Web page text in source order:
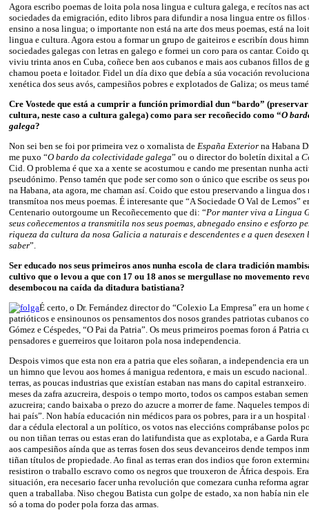
Agora escribo poemas de loita pola nosa lingua e cultura galega, e recítos nas
sociedades da emigración, edito libros para difundir a nosa lingua entre os fillos
ensino a nosa lingua; o importante non está na arte dos meus poemas, está na
lingua e cultura. Agora estou a formar un grupo de gaiteiros e escribín dous
sociedades galegas con letras en galego e formei un coro para os cantar. Coido
viviu trinta anos en Cuba, coñece ben aos cubanos e mais aos cubanos fillos de
chamou poeta e loitador. Fidel un día dixo que debía a súa vocación
xenética dos seus avós, campesiños pobres e explotados de Galiza; os meus
Cre Vostede que está a cumprir a función primordial dun “bardo”
cultura, neste caso a cultura galega) como para ser recoñecido como “O
galega?
Non sei ben se foi por primeira vez o xornalista de España Exterior na Habana
me puxo “O bardo da colectividade galega” ou o director do boletín dixital a
Cid. O problema é que xa a xente se acostumou e cando me presentan nunha
pseudónimo. Penso tamén que pode ser como son o único que escribe os seus
na Habana, ata agora, me chaman así. Coido que estou preservando a lingua dos
transmítoa nos meus poemas. É interesante que “A Sociedade O Val de Lemos”
Centenario outorgoume un Recoñecemento que di: “Por manter viva a Lingua
seus coñecementos a transmitila nos seus poemas, abnegado ensino e esforzo
riqueza da cultura da nosa Galicia a naturais e descendentes e a quen desexen
saber”.
Ser educado nos seus primeiros anos nunha escola de clara tradición
cultivo que o levou a que con 17 ou 18 anos se mergullase no movemento
desembocou na caída da ditadura batistiana?
É certo, o Dr. Fernández director do “Colexio La Empresa” era un
patrióticos e ensinounos os pensamentos dos nosos grandes patriotas cubanos
Gómez e Céspedes, “O Pai da Patria”. Os meus primeiros poemas foron á Patria
pensadores e guerreiros que loitaron pola nosa independencia.
Despois vimos que esta non era a patria que eles soñaran, a independencia era
un himno que levou aos homes á manigua redentora, e mais un escudo nacional.
terras, as poucas industrias que existían estaban nas mans do capital
meses da zafra azucreira, despois o tempo morto, todos os campos estaban
azucreira; cando baixaba o prezo do azucre a morrer de fame. Naqueles tempos
hai país”. Non había educación nin médicos para os pobres, para ir a un hospital
dar a cédula electoral a un político, os votos nas eleccións comprábanse polos
ou non tiñan terras ou estas eran do latifundista que as explotaba, e a Garda
aos campesiños aínda que as terras fosen dos seus devanceiros dende tempos
tiñan títulos de propiedade. Ao final as terras eran dos indios que foron
resistiron o traballo escravo como os negros que trouxeron de África despois.
situación, era necesario facer unha revolución que comezara cunha reforma
quen a traballaba. Niso chegou Batista cun golpe de estado, xa non había nin
só a toma do poder pola forza das armas.